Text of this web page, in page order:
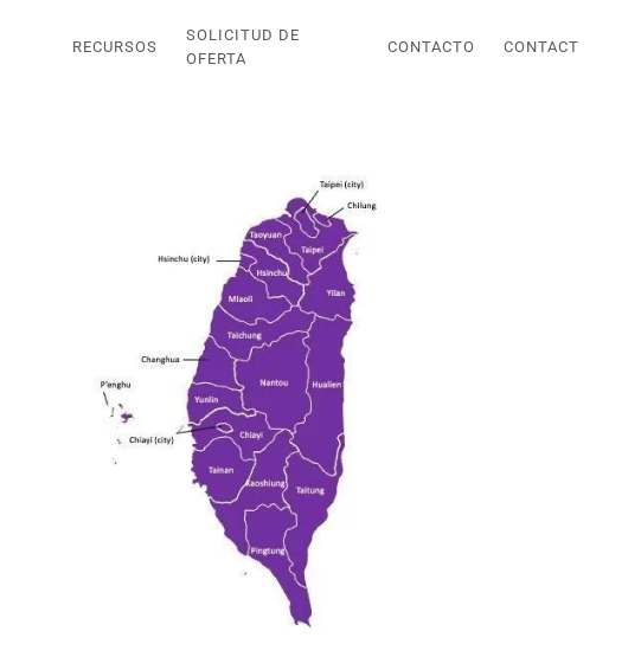
RECURSOS
SOLICITUD DE
OFERTA
CONTACTO CONTACT